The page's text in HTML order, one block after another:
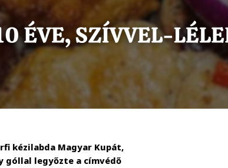
kézilabda Magyar Kupát,
góllal legyőzte a címvédő